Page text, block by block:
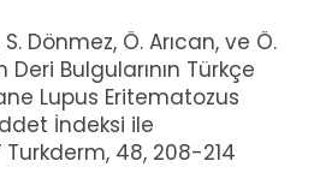
S. Dönmez, Ö. Arıcan, ve Ö.
Deri Bulgularının Türkçe
Lupus Eritematozus
İndeksi ile
48, 208-214